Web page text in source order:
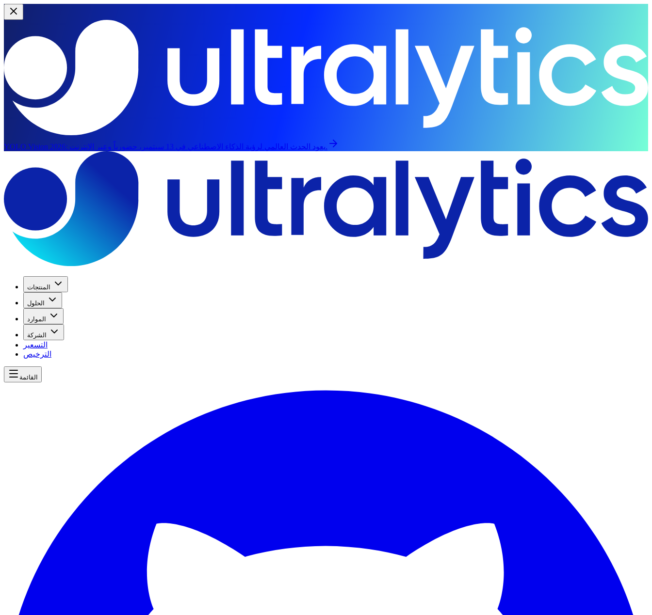
YOLO Vision 2026: يعود الحدث العالمي لرؤية الذكاء الاصطناعي في 13 سبتمبر، حضورياً وعبر الإنترنت.
المنتجات
الحلول
الموارد
الشركة
التسعير
الترخيص
القائمة